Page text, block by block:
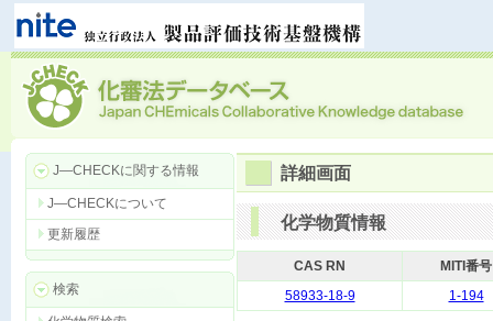
J―CHECKに関する情報
J―CHECKについて
更新履歴
検索
詳細画面
化学物質情報
CAS RN
MITI番号
58933-18-9
1-194